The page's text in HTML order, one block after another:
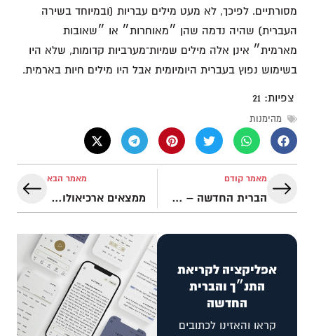
מסורתיים. לפיכך, לא מעט מילים עבריות (ובמיוחד בשירה
העברית) שהיה נדמה שהן ״מאוחרות״ או ״שאובות
מארמית״ אינן אלה מילים שמיות־מערביות קדומות, שלא היו
בשימוש נפוץ בעברית היומיומית אבל היו מילים חיות בארמית.
צפיות: 21
מהימנות
מאמר קודם
הברית החדשה – מהימנותה בבחינה ארכיאולוגית
מאמר הבא
ממצאים ארכיאולוגיים לנפילת חומות יריחו באופן על טבעי
אפליקציה לקריאת
התנ״ך והברית
החדשה
קראו והאזינו לכתובים